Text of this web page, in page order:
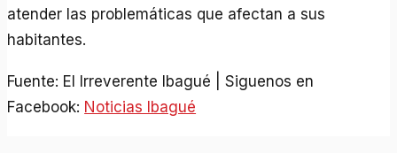
atender las problemáticas que afectan a sus
habitantes.
Fuente: El Irreverente Ibagué | Siguenos en
Facebook: Noticias Ibagué